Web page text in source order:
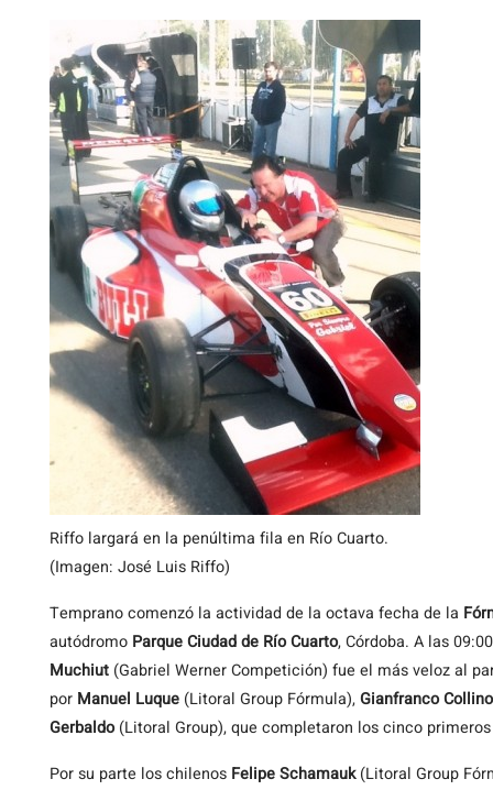
Riffo largará en la penúltima fila en Río Cuarto.
(Imagen: José Luis Riffo)
Tempranocomenzó la actividad de la octava fecha de la
autódromo Parque Ciudad de Río Cuarto, Córdoba. A las
Muchiut (Gabriel Werner Competición) fue el más veloz al
por Manuel Luque (Litoral Group Fórmula),Gianfranco Collino
Gerbaldo(Litoral Group), que completaron los cinco
Por su parte los chilenos Felipe Schamauk(Litoral Group